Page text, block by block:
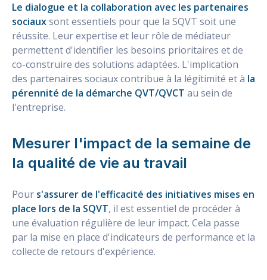
Le dialogue et la collaboration avec les partenaires
sociauxsont essentiels pour que la SQVT soit une
réussite. Leur expertise et leur rôle de médiateur
permettent d'identifier les besoins prioritaires et de
co-construire des solutions adaptées. L'implication
des partenaires sociaux contribue à la légitimité et à la
pérennité de la démarche QVT/QVCT au sein de
l'entreprise.
Mesurer l'impact de la semaine de
la qualité de vie au travail
Pour s'assurer de l'efficacité des initiatives mises en
place lors de la SQVT, il est essentiel de procéder à
une évaluation régulière de leur impact. Cela passe
par la mise en place d'indicateurs de performance et la
collecte de retours d'expérience.